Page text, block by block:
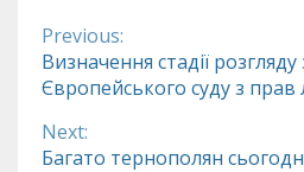
Continue
Reading
Previous:
Визначення стадії
Європейського суду з
Next:
Багато тернополян